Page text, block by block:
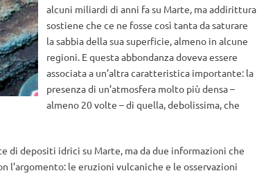
alcuni miliardi di anni fa su Marte, ma addirittura
sostiene che ce ne fosse così tanta da saturare
la sabbia della sua superficie, almeno in alcune
regioni. E questa abbondanza doveva essere
associata a un’altra caratteristica importante: la
presenza di un’atmosfera molto più densa –
almeno 20 volte – di quella, debolissima, che
di depositi idrici su Marte, ma da due informazioni che
l’argomento: le eruzioni vulcaniche e le osservazioni